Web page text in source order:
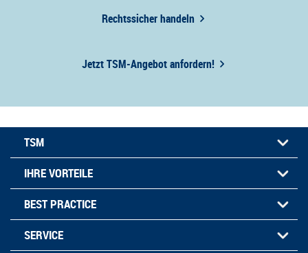
Rechtssicher handeln
Jetzt TSM-Angebot anfordern!
TSM
IHRE VORTEILE
BEST PRACTICE
SERVICE